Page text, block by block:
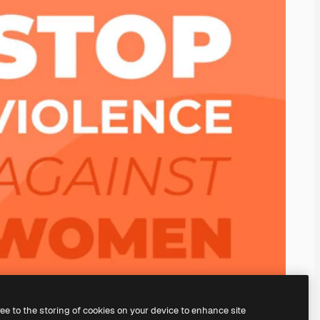
to the storing of cookies on your device to enhance site